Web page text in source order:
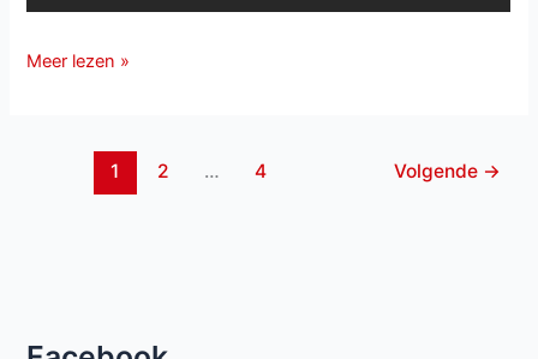
Terugkijken:
Meer lezen »
1 2 … 4 Volgende →